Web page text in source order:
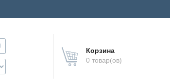
Корзина
0 товар(ов)